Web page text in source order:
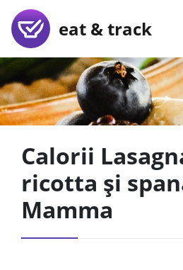
eat & track
Calorii
ricotta și
Mamma